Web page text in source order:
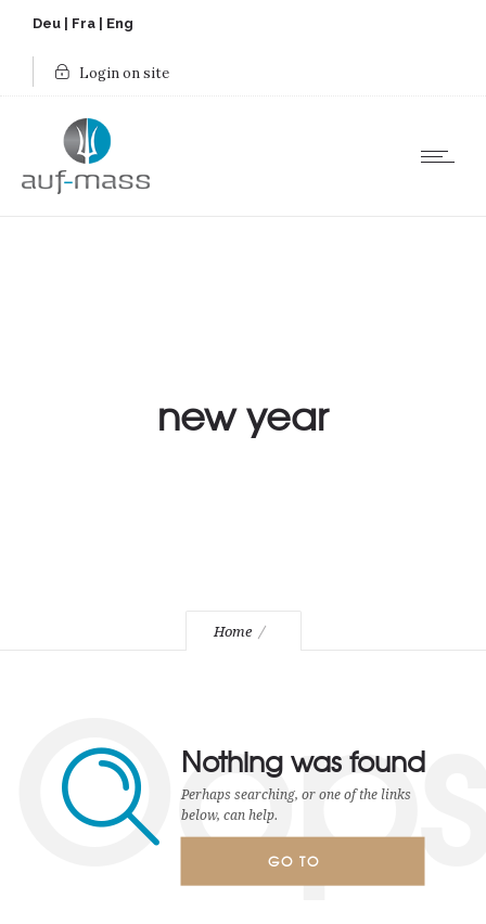
Deu Fra Eng
Login on site
new year
Home
Nothing was found
Perhaps searching, or one of the links
below, can help.
GO TO